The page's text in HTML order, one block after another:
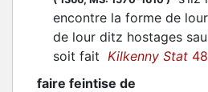
encontre la forme de
de lour ditz hostages
soit fait Kilkenny Stat
faire feintise de